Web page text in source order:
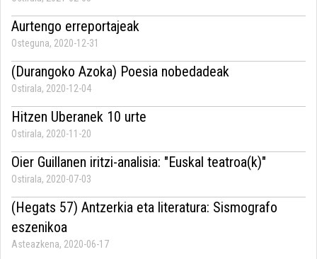
Aurtengo erreportajeak
Osteguna, 2020-12-31
(Durangoko Azoka) Poesia nobedadeak
Ostirala, 2020-12-04
Hitzen Uberanek 10 urte
Ostirala, 2020-11-20
Oier Guillanen iritzi-analisia: "Euskal teatroa(k)"
Ostirala, 2020-07-03
(Hegats 57) Antzerkia eta literatura: Sismografo
eszenikoa
Asteazkena, 2020-06-17